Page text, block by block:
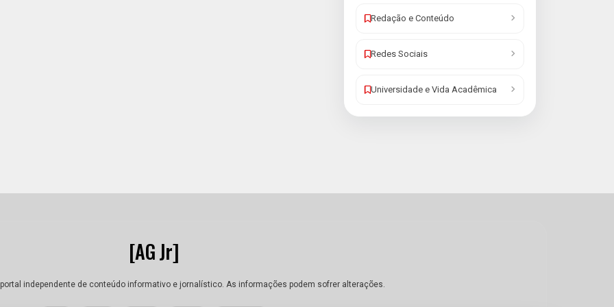
Redação e Conteúdo
Redes Sociais
Universidade e Vida Acadêmica
[AG Jr]
independente de conteúdo informativo e jornalístico. As informações podem sofrer alterações.